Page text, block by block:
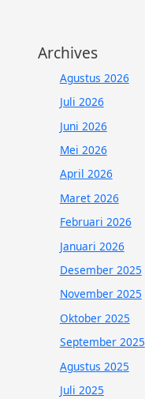
Archives
Agustus 2026
Juli 2026
Juni 2026
Mei 2026
April 2026
Maret 2026
Februari 2026
Januari 2026
Desember 2025
November 2025
Oktober 2025
September 2025
Agustus 2025
Juli 2025